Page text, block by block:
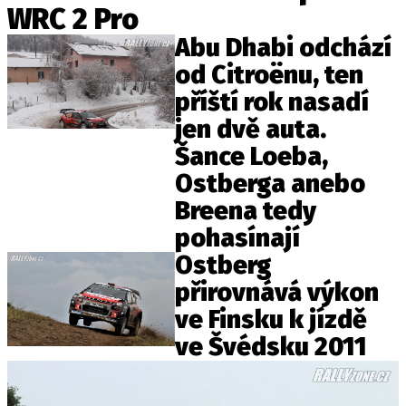
NOVINKY ZE SVĚTA EV
TESTY ELEKTROMOBILŮ
TRH S ELEKTROMOBILY
RALLY
OSTATNÍ
TISKOVKY
ROZHOVORY
DAKAR
Z DOMOVA
ZE SVĚTA
MOTORSPORT
WRC 2 Pro
Abu Dhabi odchází
od Citroënu, ten
příští rok nasadí
jen dvě auta.
Šance Loeba,
Ostberga anebo
Breena tedy
pohasínají
Ostberg
přirovnává výkon
ve Finsku k jízdě
ve Švédsku 2011